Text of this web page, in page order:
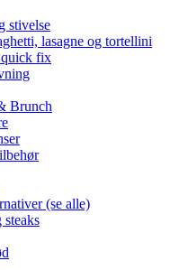
stivelse
lasagne og tortellini
quick fix
Brunch
(se alle)
steaks